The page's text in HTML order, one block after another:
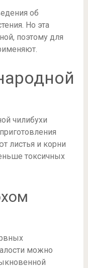
об
Но эта
поэтому для
чилибухи
листья и корни
токсичных
можно